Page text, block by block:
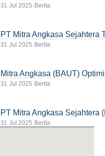
31 Jul 2025 Berita
PT Mitra Angkasa Sejahtera
31 Jul 2025 Berita
Mitra Angkasa (BAUT)
31 Jul 2025 Berita
PT Mitra Angkasa Sejahtera
31 Jul 2025 Berita